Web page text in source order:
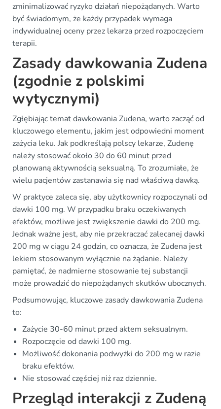
zminimalizować ryzyko działań niepożądanych. Warto
być świadomym, że każdy przypadek wymaga
indywidualnej oceny przez lekarza przed rozpoczęciem
terapii.
Zasady dawkowania Zudena
(zgodnie z polskimi
wytycznymi)
Zgłębiając temat dawkowania Zudena, warto zacząć od
kluczowego elementu, jakim jest odpowiedni moment
zażycia leku. Jak podkreślają polscy lekarze, Zudenę
należy stosować około 30 do 60 minut przed
planowaną aktywnością seksualną. To zrozumiałe, że
wielu pacjentów zastanawia się nad właściwą dawką.
W praktyce zaleca się, aby użytkownicy rozpoczynali od
dawki 100 mg. W przypadku braku oczekiwanych
efektów, możliwe jest zwiększenie dawki do 200 mg.
Jednak ważne jest, aby nie przekraczać zalecanej dawki
200 mg w ciągu 24 godzin, co oznacza, że Zudena jest
lekiem stosowanym wyłącznie na żądanie. Należy
pamiętać, że nadmierne stosowanie tej substancji
może prowadzić do niepożądanych skutków ubocznych.
Podsumowując, kluczowe zasady dawkowania Zudena
to:
Zażycie 30-60 minut przed aktem seksualnym.
Rozpoczęcie od dawki 100 mg.
Możliwość dokonania podwyżki do 200 mg w razie
braku efektów.
Nie stosować częściej niż raz dziennie.
Przegląd interakcji z Zudeną